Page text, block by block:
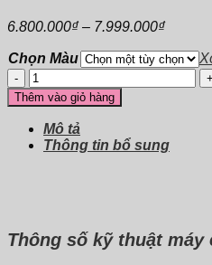
6.800.000₫ – 7.999.000₫Khoảng
từ
đến
Chọn Màu
Máy
ép
chậm
Hurom
H200
Phiên
2020
Thêm vào giỏ hàng
Mô tả
Thông tin bổ sung
Thông số kỹ thuật máy